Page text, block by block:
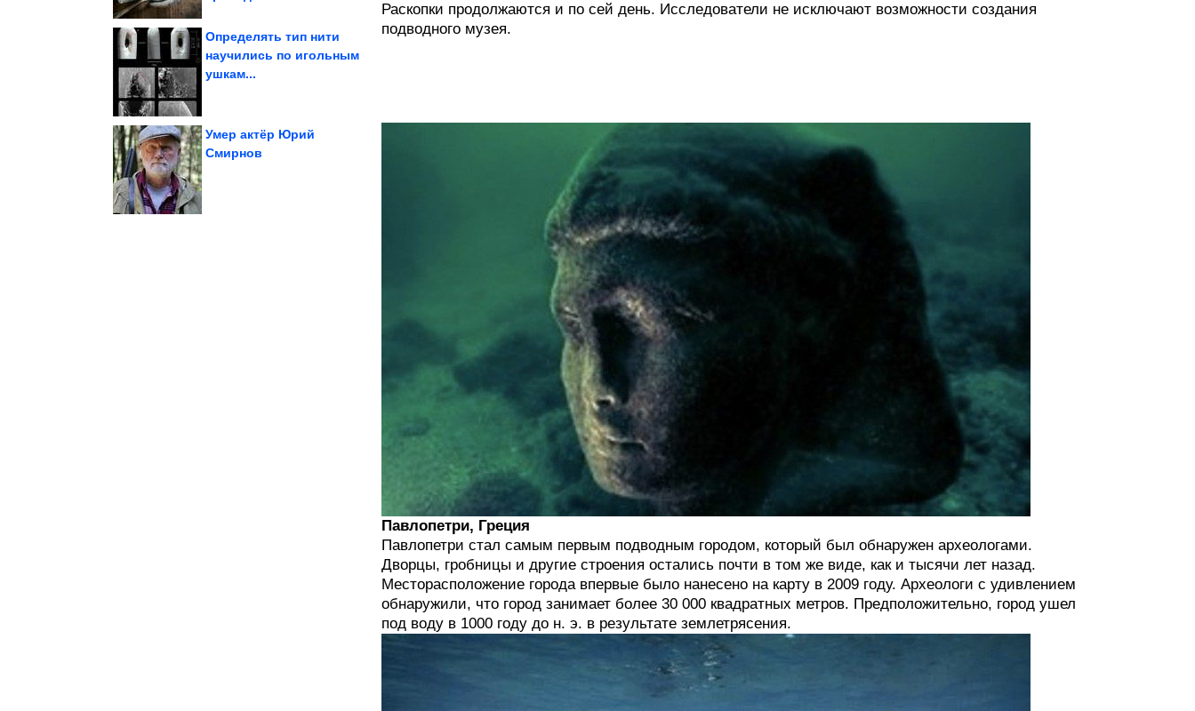
Стильный вязаный топ
Определять тип нити
научились по игольным
ушкам...
Картинки с юмором
Умер актёр Юрий
Смирнов
Раскопки продолжаются и по сей день. Исследователи не исключают возможности создания
подводного музея.
Павлопетри, Греция
Павлопетри стал самым первым подводным городом, который был обнаружен археологами.
Дворцы, гробницы и другие строения остались почти в том же виде, как и тысячи лет назад.
Месторасположение города впервые было нанесено на карту в 2009 году. Археологи с удивлением
обнаружили, что город занимает более 30 000 квадратных метров. Предположительно, город ушел
под воду в 1000 году до н. э. в результате землетрясения.